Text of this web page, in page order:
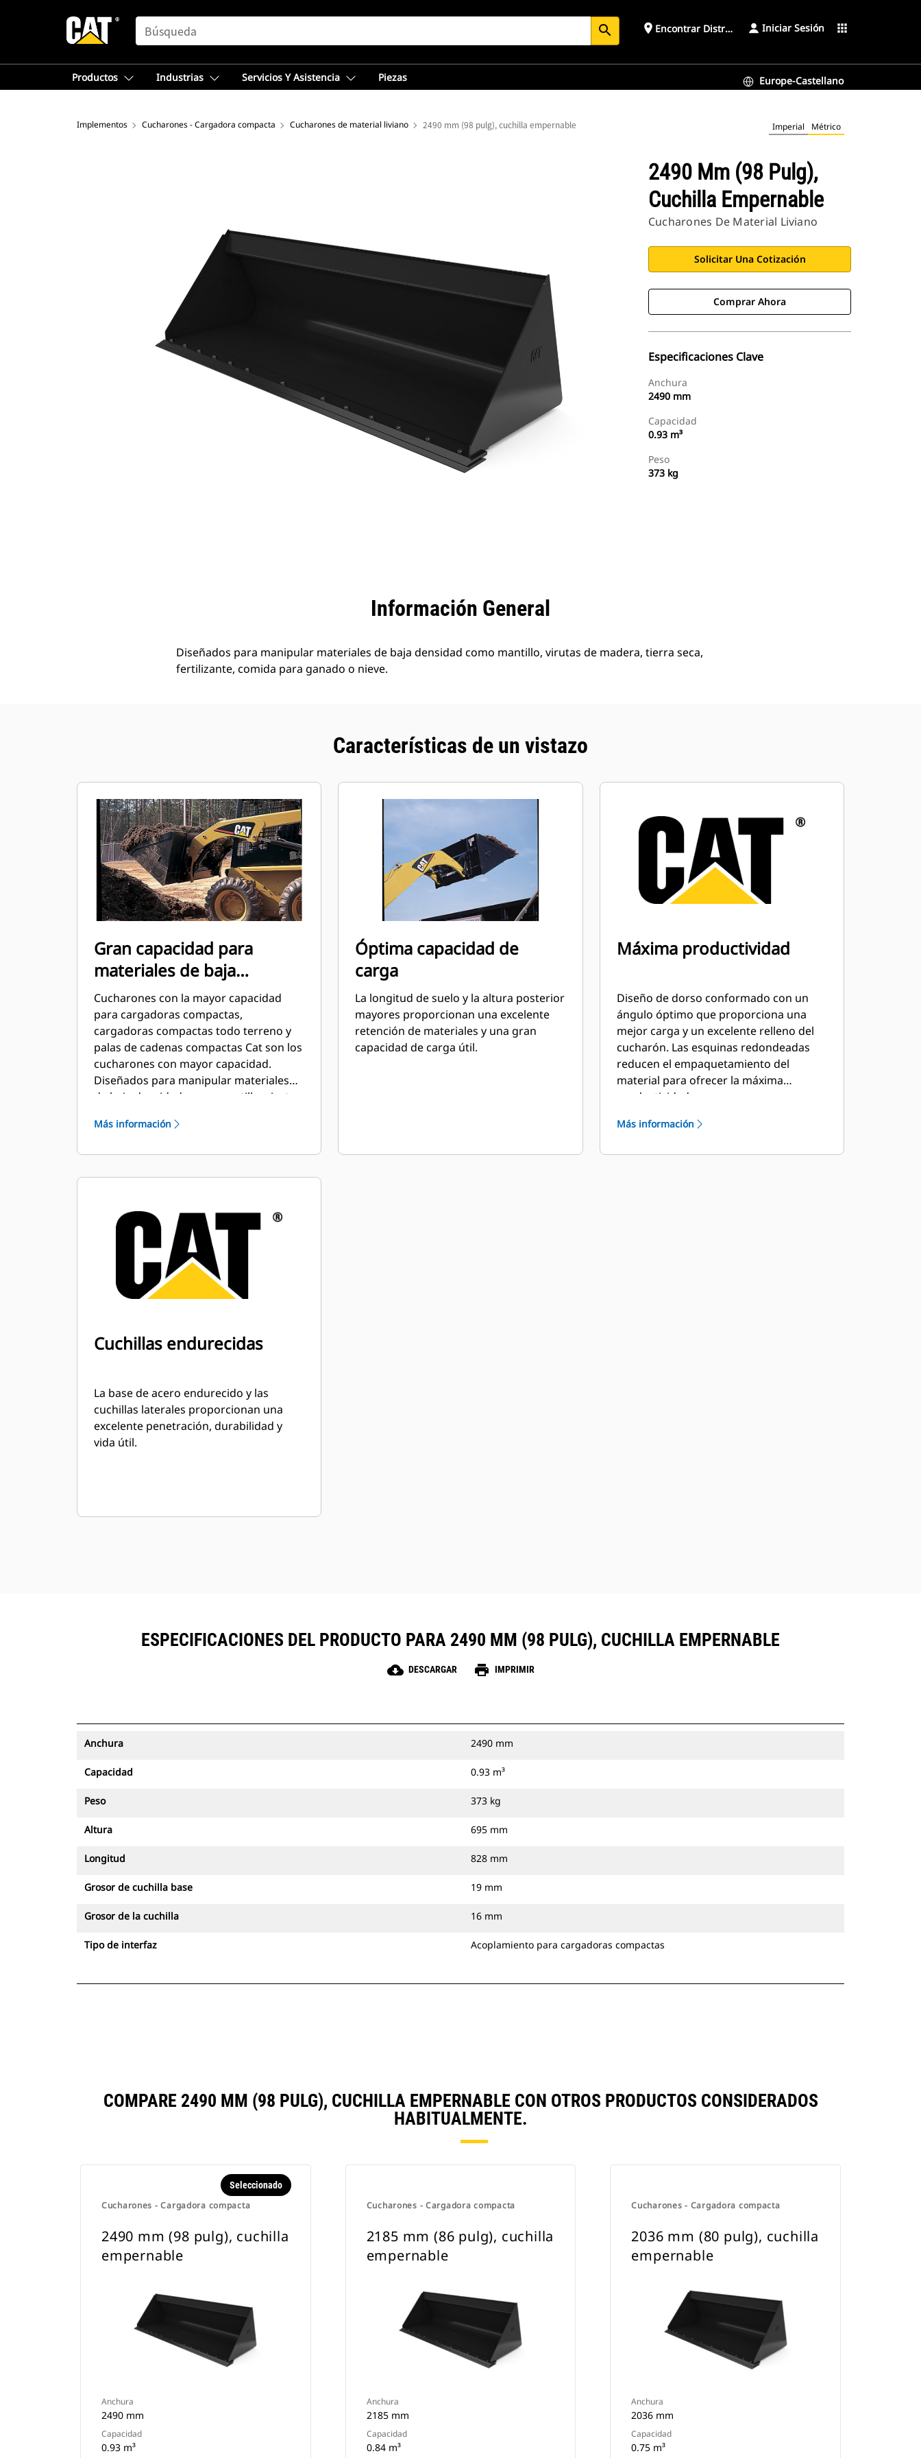
SEARCH search place Encontrar Distribuidor Iniciar Sesión apps
Productos Industrias Servicios Y Asistencia Piezas Europe-Castellano
Implementos Cucharones - Cargadora compacta Cucharones de material liviano 2490 mm (98 pulg), cuchilla empernable Imperial Métrico
2490 Mm (98 Pulg),
Cuchilla Empernable
Cucharones De Material Liviano
Solicitar Una Cotización
Comprar Ahora
Especificaciones Clave
Anchura
2490 mm
Capacidad
0.93 m³
Peso
373 kg
Información General
Diseñados para manipular materiales de baja densidad como mantillo, virutas de madera, tierra seca,
fertilizante, comida para ganado o nieve.
Características de un vistazo
Gran capacidad para
materiales de baja
densidad
Cucharones con la mayor capacidad
para cargadoras compactas,
cargadoras compactas todo terreno y
palas de cadenas compactas Cat son los
cucharones con mayor capacidad.
Diseñados para manipular materiales
de baja densidad como mantillo, virutas
comida para ganado o nieve.
Más información
Óptima capacidad de
carga
La longitud de suelo y la altura posterior
mayores proporcionan una excelente
retención de materiales y una gran
capacidad de carga útil.
Máxima productividad
Diseño de dorso conformado con un
ángulo óptimo que proporciona una
mejor carga y un excelente relleno del
cucharón. Las esquinas redondeadas
reducen el empaquetamiento del
material para ofrecer la máxima
productividad.
Más información
Cuchillas endurecidas
La base de acero endurecido y las
cuchillas laterales proporcionan una
excelente penetración, durabilidad y
vida útil.
ESPECIFICACIONES DEL PRODUCTO PARA 2490 MM (98 PULG), CUCHILLA EMPERNABLE
cloud_download DESCARGAR print IMPRIMIR
Anchura 2490 mm
Capacidad 0.93 m³
Peso 373 kg
Altura 695 mm
Longitud 828 mm
Grosor de cuchilla base 19 mm
Grosor de la cuchilla 16 mm
Tipo de interfaz Acoplamiento para cargadoras compactas
COMPARE 2490 MM (98 PULG), CUCHILLA EMPERNABLE CON OTROS PRODUCTOS CONSIDERADOS
HABITUALMENTE.
Cucharones - Cargadora compacta
Seleccionado
2490 mm (98 pulg), cuchilla
empernable
Anchura
2490 mm
Capacidad
0.93 m³
Cucharones - Cargadora compacta
2185 mm (86 pulg), cuchilla
empernable
Anchura
2185 mm
Capacidad
0.84 m³
Cucharones - Cargadora compacta
2036 mm (80 pulg), cuchilla
empernable
Anchura
2036 mm
Capacidad
0.75 m³